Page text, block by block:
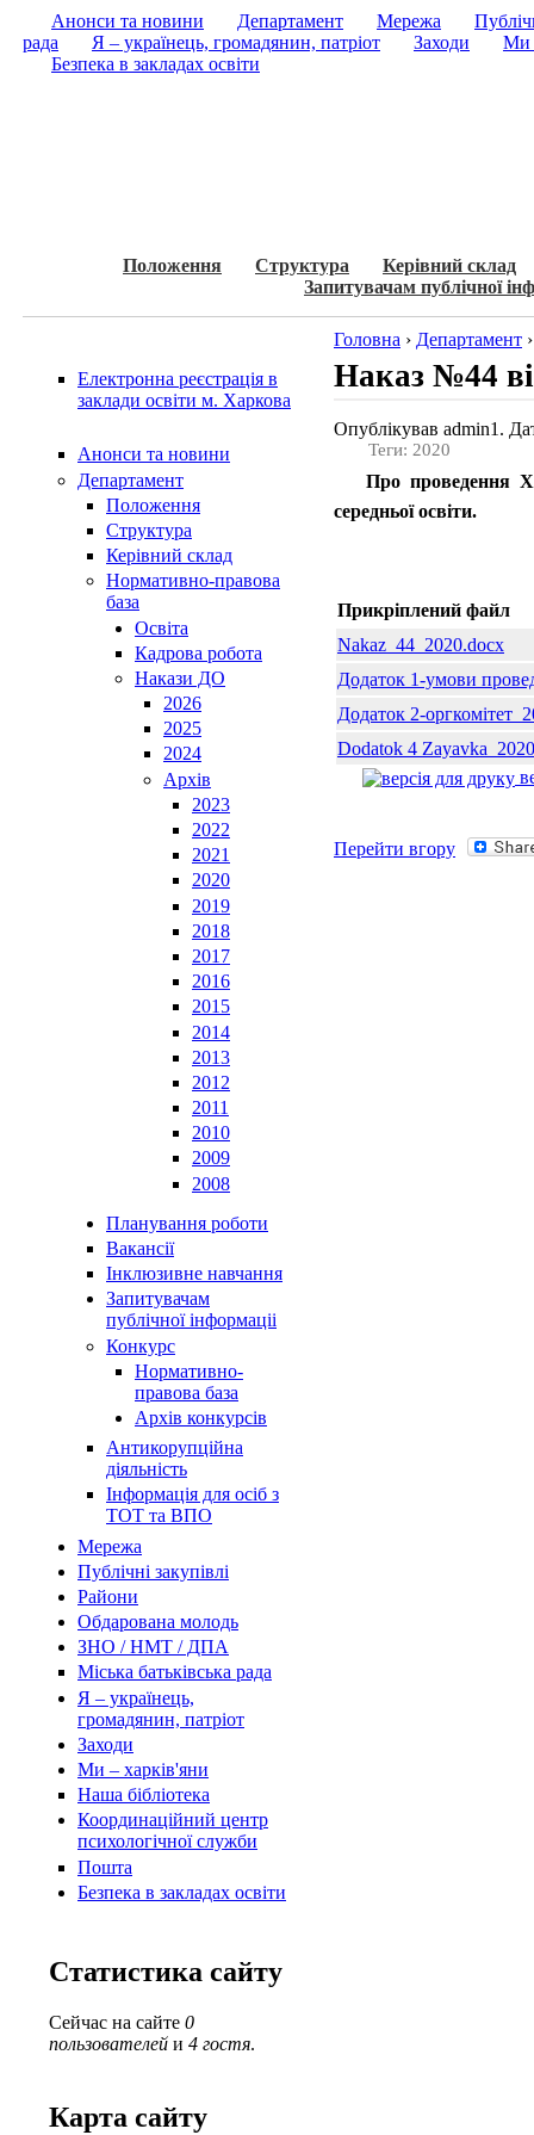
Анонси та новини Департамент Мережа
рада
Я – українець, громадянин, патріот Заходи
Ми
Безпека в закладах освіти
Положення Структура
Керівний склад
Запитувачам публічної
Електронна реєстрація в
заклади освіти м. Харкова
Анонси та новини
Департамент
Положення
Структура
Керівний склад
Нормативно-правова
база
Освiта
Кадрова робота
Накази ДО
2026
2025
2024
Архів
2023
2022
2021
2020
2019
2018
2017
2016
2015
2014
2013
2012
2011
2010
2009
2008
Планування роботи
Вакансії
Інклюзивне навчання
Запитувачам
публічної інформаціі
Конкурс
Нормативно-
правова база
Архів конкурсів
Антикорупційна
діяльність
Інформація для осіб з
ТОТ та ВПО
Мережа
Публічні закупівлі
Райони
Обдарована молодь
ЗНО / НМТ / ДПА
Міська батьківська рада
Я – українець,
громадянин, патріот
Заходи
Ми – харків'яни
Наша бібліотека
Координаційний центр
психологічної служби
Пошта
Безпека в закладах освіти
Статистика сайту
Сейчас на сайте 0
пользователей и 4 гостя.
Карта сайту
Головна › Департамент
Наказ №44
Опублікував admin1.
Теги: 2020
Про проведення
середньої освіти.
Прикріплений файл
Nakaz_44_2020.docx
Додаток 1-умови
Додаток 2-
Dodatok 4
Перейти вгору